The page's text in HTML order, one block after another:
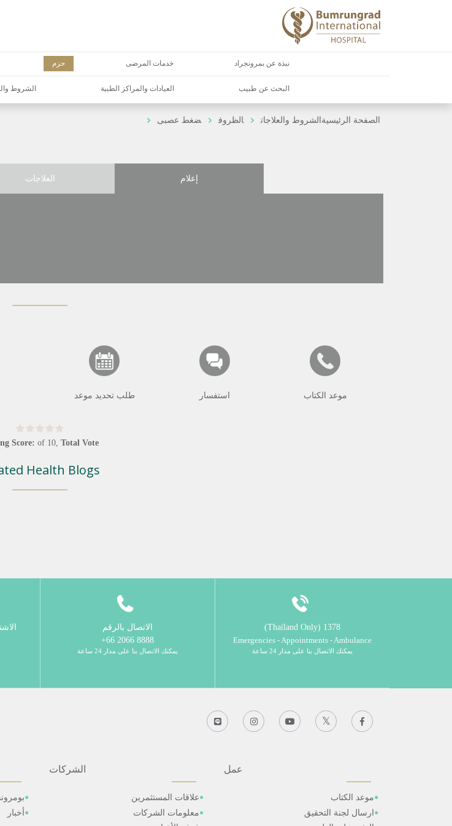
نبذة عن بمرونجراد خدمات المرضى حزم
البحث عن طبيب العيادات والمراكز الطبية الشروط
الصفحة الرئيسية الشروط والعلاجات الظروف ضغط عصبى
إعلام العلاجات
موعد الكتاب استفسار طلب تحديد موعد
Score: of 10 Total Vote:
Health Blogs
1378 (Thailand Only)
Emergencies - Appointments - Ambulance
يمكنك الاتصال بنا على مدار 24 ساعة
الاتصال بالرقم
8888 2066 66+
يمكنك الاتصال بنا على مدار 24 ساعة
عمل
موعد الكتاب
ارسال لجنة التحقيق
الشركات
علاقات المستثمرين
معلومات الشركات
أخبار